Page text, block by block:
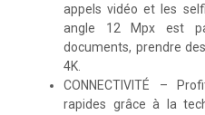
appels vidéo et les
angle 12 Mpx est
documents, prendre
4K.
CONNECTIVITÉ –
rapides grâce à la